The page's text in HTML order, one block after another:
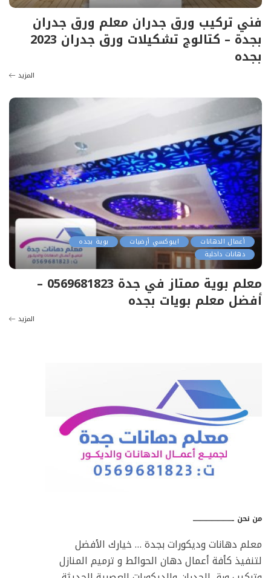
فني تركيب ورق جدران معلم ورق جدران
بجدة – كتالوج تشكيلات ورق جدران 2023
بجده
المزيد
أعمال الدهانات ايبوكسي أرضيات
بوية بجده
دهانات داخلية
معلم بوية ممتاز في جدة 0569681823 –
أفضل معلم بويات بجده
المزيد
من نحن ـــــــــــــــــــــــــــــــــ
معلم دهانات وديكورات بجدة … خيارك الأفضل
لتنفيذ كأفة أعمال دهان الحوائط و ترميم المنازل